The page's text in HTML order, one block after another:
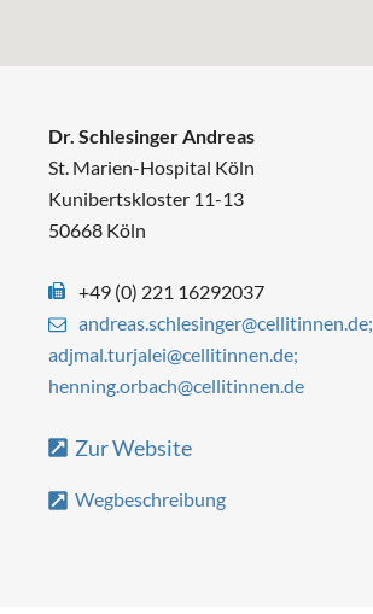
Dr. Schlesinger Andreas
St. Marien-Hospital Köln
Kunibertskloster 11-13
50668 Köln
+49 (0) 221 16292037
andreas.schlesinger@cellitinnen.de;
adjmal.turjalei@cellitinnen.de;
henning.orbach@cellitinnen.de
Zur Website
Wegbeschreibung